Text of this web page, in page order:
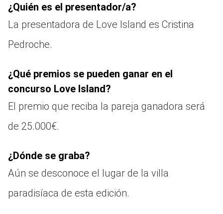
¿Quién es el presentador/a?
La presentadora de Love Island es Cristina
Pedroche.
¿Qué premios se pueden ganar en el
concurso Love Island?
El premio que reciba la pareja ganadora será
de 25.000€.
¿Dónde se graba?
Aún se desconoce el lugar de la villa
paradisíaca de esta edición.